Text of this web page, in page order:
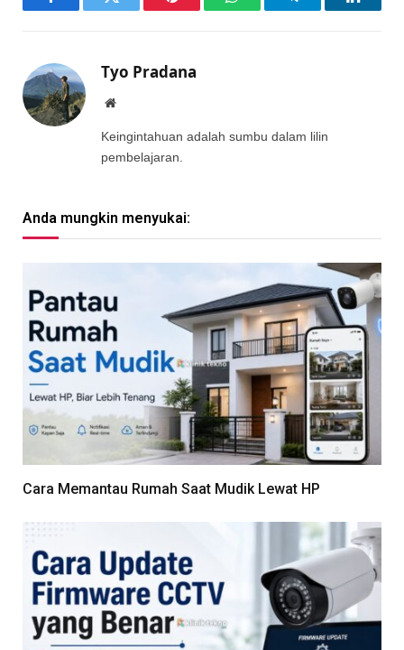
FacebookTwitter Pinterest WhatsAppTelegram
Tyo Pradana
Website
Keingintahuan adalah sumbu dalam lilin
pembelajaran.
Anda mungkin menyukai:
Cara Memantau Rumah Saat Mudik Lewat HP